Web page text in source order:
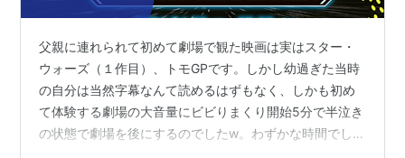
父親に連れられて初めて劇場で観た映画は実はスター・
ウォーズ（１作目）、トモGPです。しかし幼過ぎた当時
の自分は当然字幕なんて読めるはずもなく、しかも初め
て体験する劇場の大音量にビビりまくり開始5分で半泣き
の状態で劇場を後にするのでしたw。わずかな時間でした